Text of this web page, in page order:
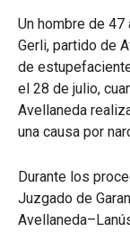
Un hombre de
Gerli, partido de
de
el 28 de julio,
Avellaneda
una causa por
Durante los
Juzgado de